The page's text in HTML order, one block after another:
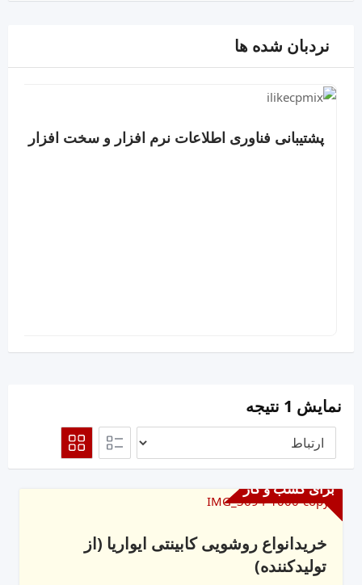
نردبان شده ها
پشتیبانی فناوری اطلاعات نرم افزار و سخت افزار
نمایش 1 نتیجه
برای کسب و کار
خریدانواع روشویی کابینتی ایواریا (از
تولیدکننده)